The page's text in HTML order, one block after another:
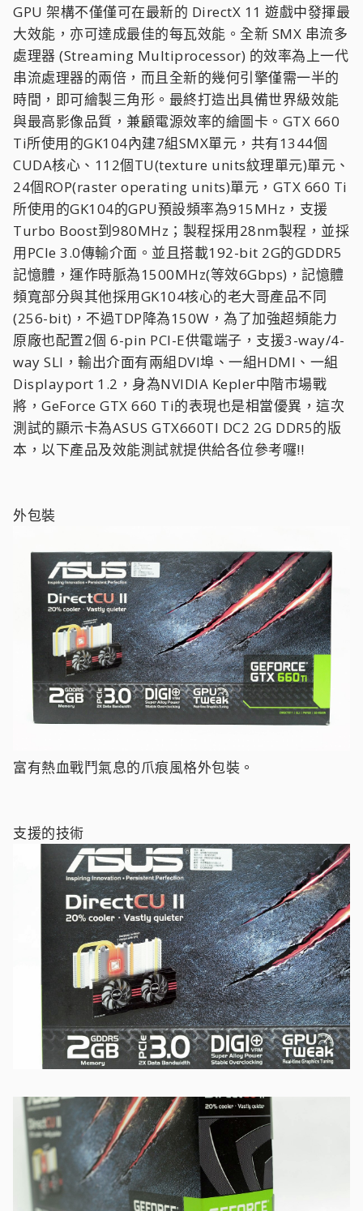
GPU 架構不僅僅可在最新的 DirectX 11 遊戲中發揮最
大效能，亦可達成最佳的每瓦效能。全新 SMX 串流多
處理器 (Streaming Multiprocessor) 的效率為上一代
串流處理器的兩倍，而且全新的幾何引擎僅需一半的
時間，即可繪製三角形。最終打造出具備世界級效能
與最高影像品質，兼顧電源效率的繪圖卡。GTX 660
Ti所使用的GK104內建7組SMX單元，共有1344個
CUDA核心、112個TU(texture units紋理單元)單元、
24個ROP(raster operating units)單元，GTX 660 Ti
所使用的GK104的GPU預設頻率為915MHz，支援
Turbo Boost到980MHz；製程採用28nm製程，並採
用PCIe 3.0傳輸介面。並且搭載192-bit 2G的GDDR5
記憶體，運作時脈為1500MHz(等效6Gbps)，記憶體
頻寬部分與其他採用GK104核心的老大哥產品不同
(256-bit)，不過TDP降為150W，為了加強超頻能力
原廠也配置2個 6-pin PCI-E供電端子，支援3-way/4-
way SLI，輸出介面有兩組DVI埠、一組HDMI、一組
Displayport 1.2，身為NVIDIA Kepler中階市場戰
將，GeForce GTX 660 Ti的表現也是相當優異，這次
測試的顯示卡為ASUS GTX660TI DC2 2G DDR5的版
本，以下產品及效能測試就提供給各位參考囉!!
外包裝
富有熱血戰鬥氣息的爪痕風格外包裝。
支援的技術